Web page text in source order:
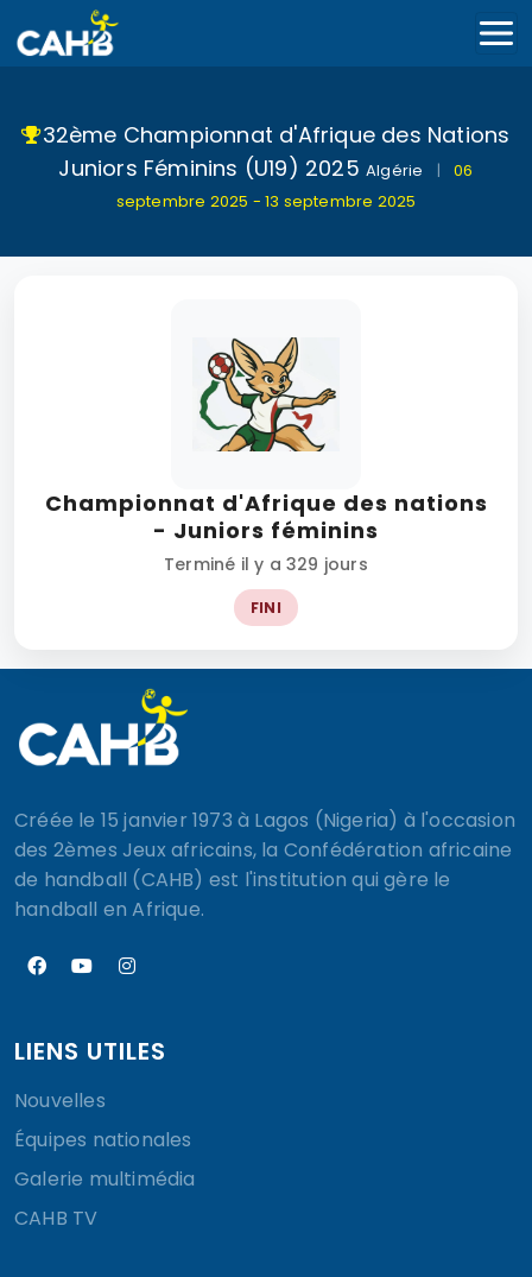
32ème Championnat d'Afrique des Nations
Juniors Féminins (U19) 2025Algérie |
06
septembre 2025 - 13 septembre 2025
Championnat d'Afrique des nations
- Juniors féminins
Terminé il y a 329 jours
FINI
Créée le 15 janvier 1973 à Lagos (Nigeria) à l'occasion
des 2èmes Jeux africains, la Confédération africaine
de handball (CAHB) est l'institution qui gère le
handball en Afrique.
LIENS UTILES
Nouvelles
Équipes nationales
Galerie multimédia
CAHB TV